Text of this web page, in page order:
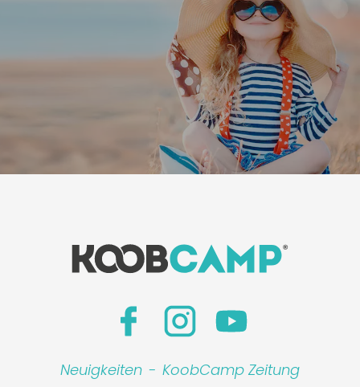
Neuigkeiten - KoobCamp Zeitung